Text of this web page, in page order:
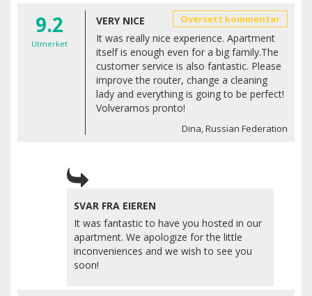
9.2
Utmerket
VERY NICE Oversett kommentar
It was really nice experience. Apartment
itself is enough even for a big family.The
customer service is also fantastic. Please
improve the router, change a cleaning
lady and everything is going to be perfect!
Volveramos pronto!
Dina, Russian Federation
SVAR FRA EIEREN
It was fantastic to have you hosted in our
apartment. We apologize for the little
inconveniences and we wish to see you
soon!